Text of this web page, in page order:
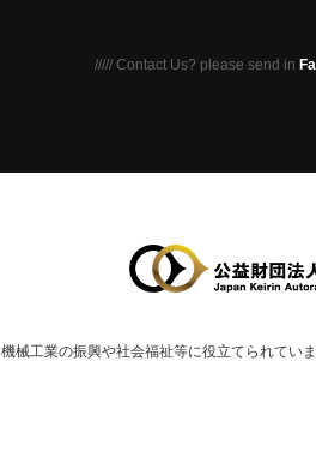
///// Contact Us? please send in
機械⼯業の振興や社会福祉等に役⽴てられていま